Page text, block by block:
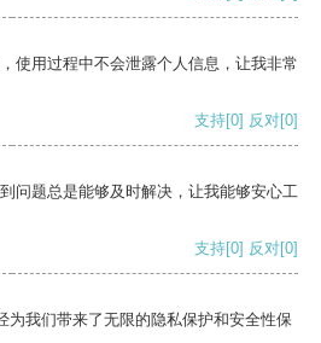
使用过程中不会泄露个人信息，让我非常
支持[0] 反对[0]
问题总是能够及时解决，让我能够安心工
支持[0] 反对[0]
为我们带来了无限的隐私保护和安全性保